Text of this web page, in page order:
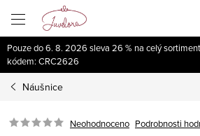
obsah
Pouze do 6. 8. 2026 sleva 26 % na celý
kódem: CRC2626
Náušnice
Neohodnoceno Podrobnosti